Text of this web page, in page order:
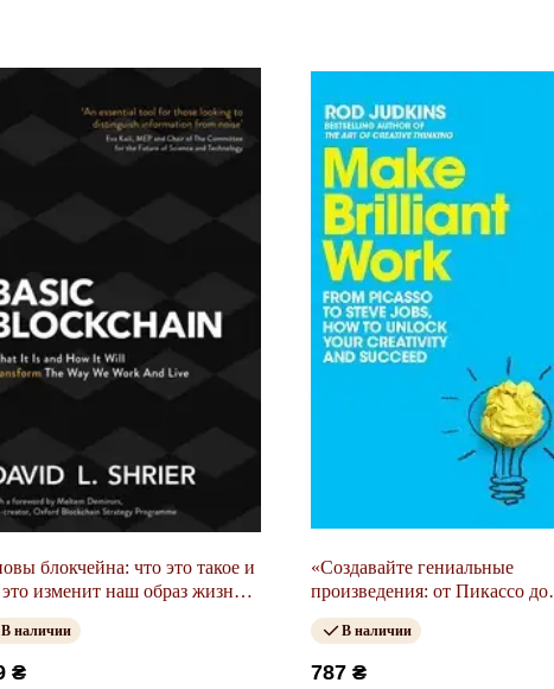
блокчейна: что это такое и
изменит наш образ жизни и
В наличии
₴
«Создавайте гениальные
произведения: от Пикассо до
Стива Джобса — как раскрыть
свой творческий потенциал и
добиться успеха»
В наличии
787 ₴